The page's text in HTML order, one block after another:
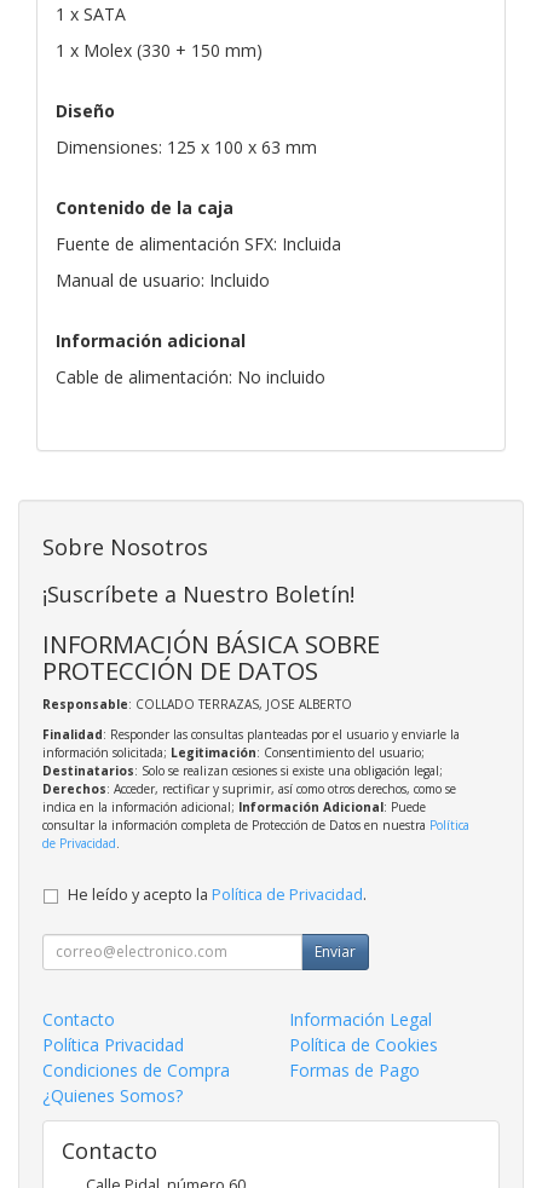
1 x SATA
1 x Molex (330 + 150 mm)
Diseño
Dimensiones: 125 x 100 x 63 mm
Contenido de la caja
Fuente de alimentación SFX: Incluida
Manual de usuario: Incluido
Información adicional
Cable de alimentación: No incluido
Sobre Nosotros
¡Suscríbete a Nuestro Boletín!
INFORMACIÓN BÁSICA SOBRE
PROTECCIÓN DE DATOS
Responsable: COLLADO TERRAZAS, JOSE ALBERTO
Finalidad: Responder las consultas planteadas por el usuario y enviarle la
información solicitada; Legitimación: Consentimiento del usuario;
Destinatarios: Solo se realizan cesiones si existe una obligación legal;
Derechos: Acceder, rectificar y suprimir, así como otros derechos, como se
indica en la información adicional; Información Adicional: Puede
consultar la información completa de Protección de Datos en nuestra Política
de Privacidad
He leído y acepto la Política de Privacidad.
Enviar
Contacto
Información Legal
Política Privacidad
Política de Cookies
Condiciones de Compra
Formas de Pago
¿Quienes Somos?
Contacto